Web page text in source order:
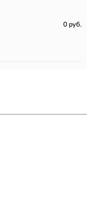
0 руб.